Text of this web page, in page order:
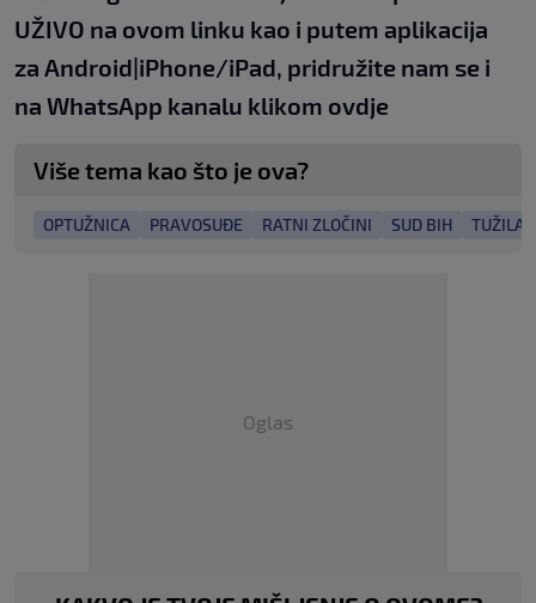
UŽIVO na ovom linku kao i putem aplikacija
za Android|iPhone/iPad, pridružite nam se i
na WhatsApp kanalu klikom ovdje
Više tema kao što je ova?
OPTUŽNICA PRAVOSUĐE RATNI ZLOČINI SUD BIH
Oglas